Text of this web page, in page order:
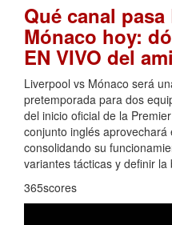
Qué canal
Mónaco hoy:
EN VIVO del
Liverpool vs Mónaco será
pretemporada para dos
del inicio oficial de la
conjunto inglés
consolidando su
variantes tácticas y definir
365scores